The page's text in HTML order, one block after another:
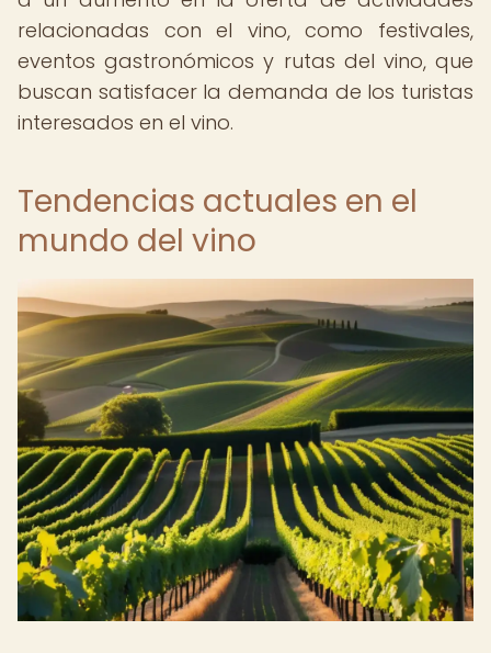
relacionadas con el vino, como festivales,
eventos gastronómicos y rutas del vino, que
buscan satisfacer la demanda de los turistas
interesados en el vino.
Tendencias actuales en el
mundo del vino